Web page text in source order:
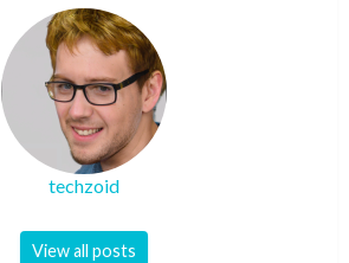
techzoid
View all posts